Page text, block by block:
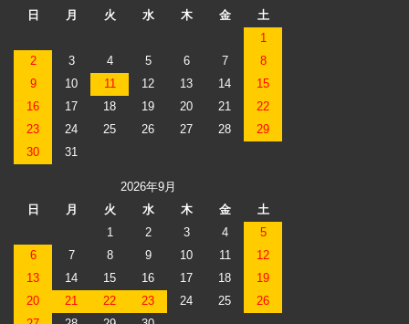
日
月 火 水 木 金
土
1
2
3 4 5 6 7
8
9
10 11 12 13 14
15
16
17 18 19 20 21
22
23
24 25 26 27 28
29
30
31
2026年9月
日
月 火 水 木 金
土
1
2 3 4
5
6
7 8 9 10 11
12
13
14 15 16 17 18
19
20
21 22 23 24 25
26